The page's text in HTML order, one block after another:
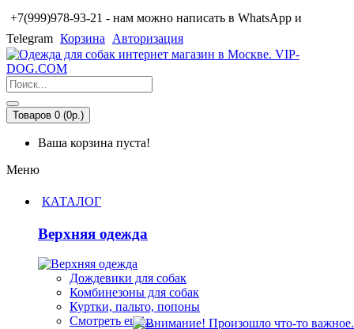
+7(999)978-93-21 - нам можно написать в WhatsApp и
Telegram Корзина Авторизация
Товаров 0 (0р.)
Ваша корзина пуста!
Меню
КАТАЛОГ
Верхняя одежда
Дождевики для собак
Комбинезоны для собак
Куртки, пальто, попоны
Смотреть ещё...